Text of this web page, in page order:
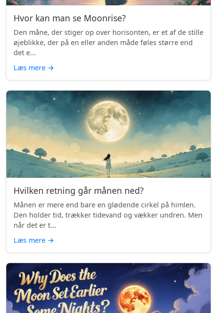
Hvor kan man se Moonrise?
Den måne, der stiger op over horisonten, er et af de stille
øjeblikke, der på en eller anden måde føles større end
det e...
Læs mere →
Hvilken retning går månen ned?
Månen er mere end bare en glødende cirkel på himlen.
Den holder tid, trækker tidevand og vækker undren. Men
når det er t...
Læs mere →